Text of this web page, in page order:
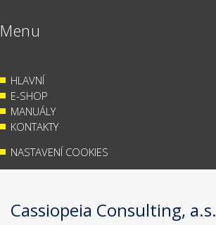
Menu
HLAVNÍ
E-SHOP
MANUÁLY
KONTAKTY
NASTAVENÍ COOKIES
Cassiopeia Consulting, a.s.